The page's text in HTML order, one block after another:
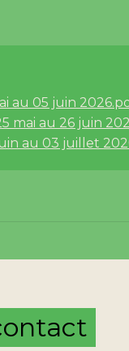
au 05 juin
mai au 26 juin
au 03 juillet